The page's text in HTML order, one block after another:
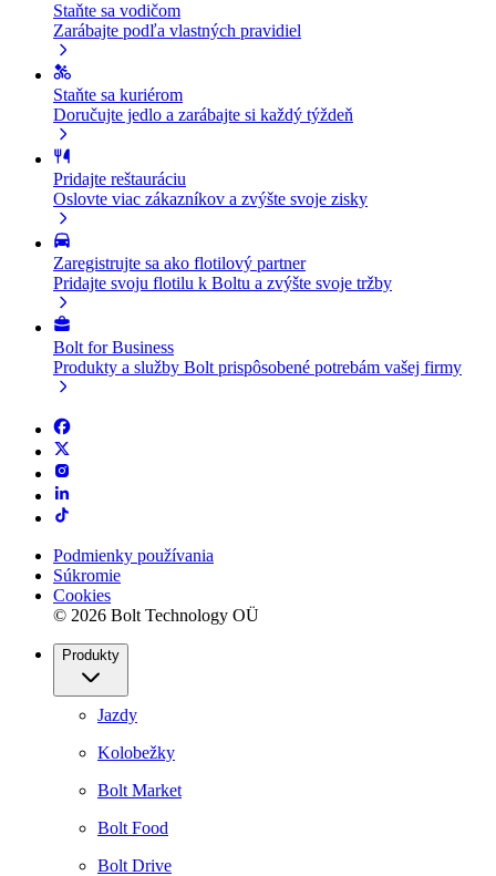
Staňte sa vodičom
Zarábajte podľa vlastných pravidiel
Staňte sa kuriérom
Doručujte jedlo a zarábajte si každý týždeň
Pridajte reštauráciu
Oslovte viac zákazníkov a zvýšte svoje zisky
Zaregistrujte sa ako flotilový partner
Pridajte svoju flotilu k Boltu a zvýšte svoje tržby
Bolt for Business
Produkty a služby Bolt prispôsobené potrebám vašej firmy
Podmienky používania
Súkromie
Cookies
© 2026 Bolt Technology OÜ
Produkty
Jazdy
Kolobežky
Bolt Market
Bolt Food
Bolt Drive